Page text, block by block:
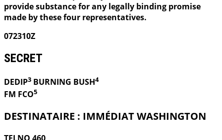
provide substance for any legally binding promise
made by these four representatives.
072310Z
SECRET
DEDIP3 BURNING BUSH4
FM FCO5
DESTINATAIRE : IMMÉDIAT WASHINGTON